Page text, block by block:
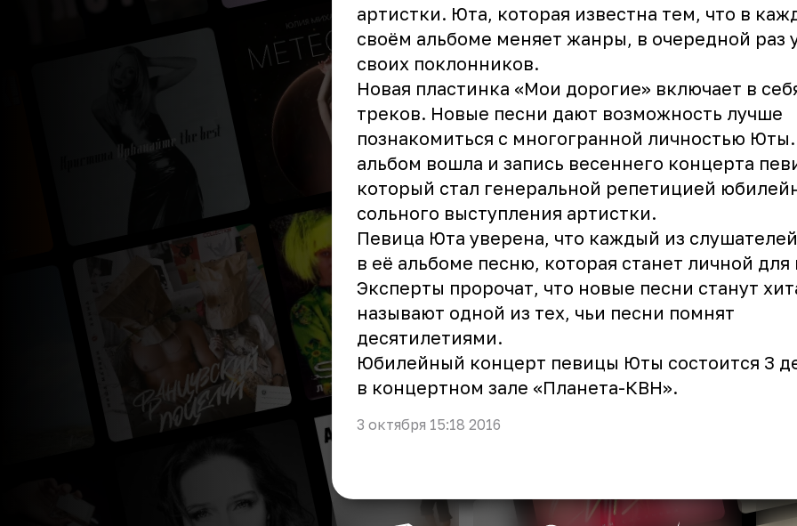
артистки. Юта, которая известна тем, что в
своём альбоме меняет жанры, в очередной раз
своих поклонников.
Новая пластинка «Мои дорогие» включает в
треков. Новые песни дают возможность лучше
познакомиться с многогранной личностью
альбом вошла и запись весеннего концерта
который стал генеральной репетицией
сольного выступления артистки.
Певица Юта уверена, что каждый из
в её альбоме песню, которая станет личной для
Эксперты пророчат, что новые песни станут
называют одной из тех, чьи песни помнят
десятилетиями.
Юбилейный концерт певицы Юты состоится 3
в концертном зале «Планета-КВН».
3 октября 15:18 2016